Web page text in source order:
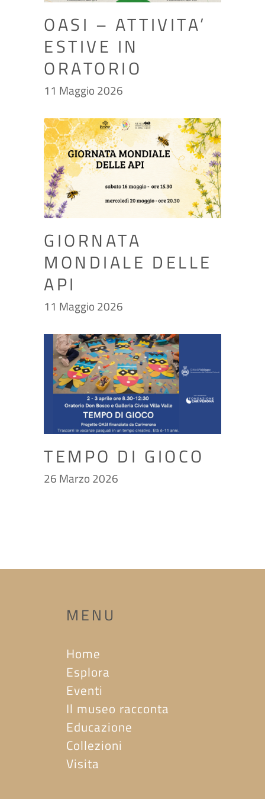
OASI – ATTIVITA’
ESTIVE IN
ORATORIO
11 Maggio 2026
GIORNATA
MONDIALE DELLE
API
11 Maggio 2026
TEMPO DI GIOCO
26 Marzo 2026
MENU
Home
Esplora
Eventi
Il museo racconta
Educazione
Collezioni
Visita